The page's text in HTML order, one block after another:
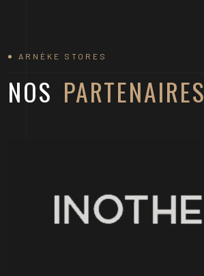
ARNÈKE STORES
NOS PARTENAIRES